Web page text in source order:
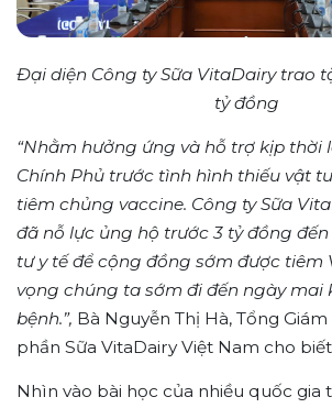
Đại diện Công ty Sữa VitaDairy trao
tỷ đồng
“Nhằm hưởng ứng và hỗ trợ kịp thời
Chính Phủ trước tình hình thiếu vật
tiêm chủng vaccine. Công ty Sữa
đã nỗ lực ủng hộ trước 3 tỷ đồng
tư y tế để cộng đồng sớm được tiêm
vọng chúng ta sớm đi đến ngày mai
bệnh.”, Bà Nguyễn Thị Hà, Tổng
phần Sữa VitaDairy Việt Nam cho
Nhìn vào bài học của nhiều quốc gia